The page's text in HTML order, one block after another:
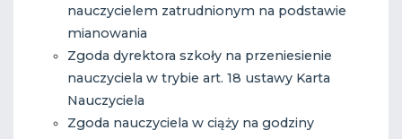
nauczycielem zatrudnionym na podstawie
mianowania
Zgoda dyrektora szkoły na przeniesienie
nauczyciela w trybie art. 18 ustawy Karta
Nauczyciela
Zgoda nauczyciela w ciąży na godziny